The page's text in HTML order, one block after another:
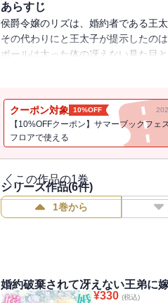
あらすじ
侯爵令嬢のリズは、婚約者である王
その代わりにと王太子が提示したの
ポールは太った体の冴えない見た目
当然、リズもそんな相手との結婚な
にわかには信じられないリズだった
しかし、結婚後もポールはリズと上
また大食いで威厳も感じられず、と
とはいえ、ポールと絶対に幸せにな
初めは王太子を見返すためだったが
の距離は縮まりどんどんポールに惹
ぽっちゃり体型だったポールは、あ
愛されて――！？
『婚約破棄されて冴えない王弟に嫁
す」（後半）～「番外編 ポール・
クーポン対象 10%OFF
【10%OFFクーポン】サマーブックフェ
フロアで使える
この作品の1巻
シリーズ作品(6件)
1巻から
婚約破棄されて冴えない王弟に
¥330 (税込)